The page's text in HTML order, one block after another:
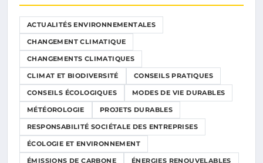
ACTUALITÉS ENVIRONNEMENTALES
CHANGEMENT CLIMATIQUE
CHANGEMENTS CLIMATIQUES
CLIMAT ET BIODIVERSITÉ CONSEILS PRATIQUES
CONSEILS ÉCOLOGIQUES MODES DE VIE DURABLES
MÉTÉOROLOGIE PROJETS DURABLES
RESPONSABILITÉ SOCIÉTALE DES ENTREPRISES
ÉCOLOGIE ET ENVIRONNEMENT
ÉMISSIONS DE CARBONE ÉNERGIES RENOUVELABLES